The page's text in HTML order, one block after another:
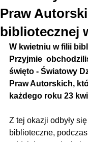
Praw
bibliotecznej
W kwietniu w filii
Przyjmie
święto - Światowy
Praw Autorskich,
każdego roku 23
Z tej okazji odbyły
biblioteczne,